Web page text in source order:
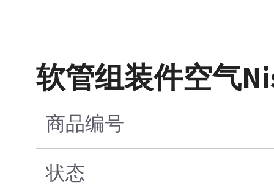
软管组装件空气
商品编号
状态